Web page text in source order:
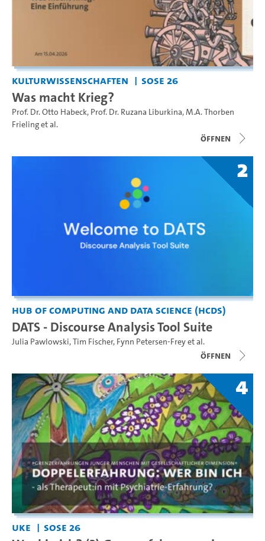
Kulturwissenschaften SoSe 26
Was macht Krieg?
Prof. Dr. Otto Habeck, Prof. Dr. Ruzana Liburkina,M.A. Thorben
Frielinget al.
Öffnen
2
Hub of Computing and Data Science (HCDS)
DATS - Discourse Analysis Tool Suite
Julia Pawlowski,Tim Fischer, Fynn Petersen-Freyet al.
Öffnen
4
UKE SoSe 26